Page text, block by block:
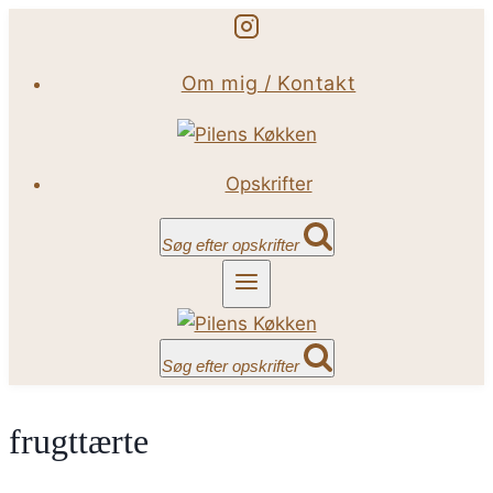
indhold
Om mig / Kontakt
Opskrifter
Søg efter opskrifter
Søg efter opskrifter
frugttærte